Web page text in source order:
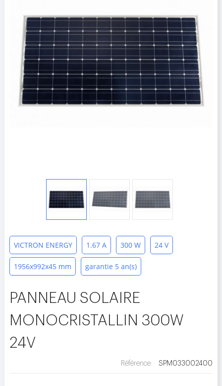
VICTRON ENERGY 1.67 A 300 W 24 V
1956x992x45 mm garantie 5 an(s)
PANNEAU SOLAIRE
MONOCRISTALLIN 300W
24V
Référence: SPM033002400